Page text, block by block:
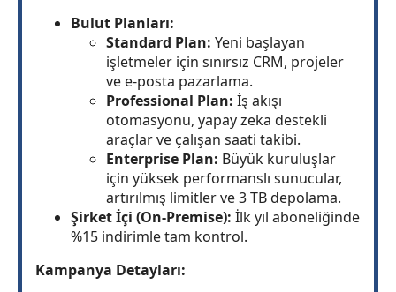
Bulut Planları:
Standard Plan: Yeni başlayan
işletmeler için sınırsız CRM, projeler
ve e-posta pazarlama.
Professional Plan: İş akışı
otomasyonu, yapay zeka destekli
araçlar ve çalışan saati takibi.
Enterprise Plan: Büyük kuruluşlar
için yüksek performanslı sunucular,
artırılmış limitler ve 3 TB depolama.
Şirket İçi (On-Premise): İlk yıl aboneliğinde
%15 indirimle tam kontrol.
Kampanya Detayları: